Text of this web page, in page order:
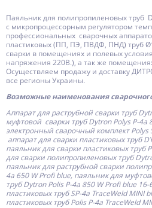
Паяльник для полипропиленовых труб
с микропроцессорным регулятором
профессиональных сварочных
пластиковых (ПП, ПЭ, ПВДФ, ПНД) труб
сварки в помещениях и полевых
напряжения 220В.), а так же
Осуществляем продажу и доставку
все регионы Украины.
Возможные наименования
Аппарат для раструбной сварки труб
муфтовой сварки труб Dytron Polys P-
электронный сварочный комплект Polys
аппарат для сварки пластиковых труб
паяльник для сварки пластиковых труб
для сварки полипропиленовых труб
паяльник для раструбной сварки
4a 650 W Profi blue, паяльник для
труб Dytron Polis P-4a 850 W Profi blue
пластиковых труб SP-4a TraceWeld MINI
пластиковых труб Polis P-4a TraceWeld